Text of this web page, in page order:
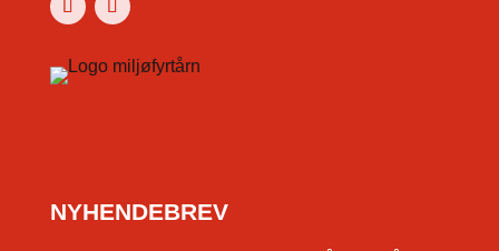
NYHENDEBREV